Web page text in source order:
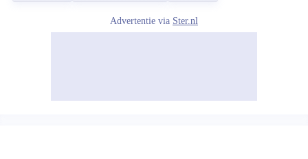
Advertentie via Ster.nl